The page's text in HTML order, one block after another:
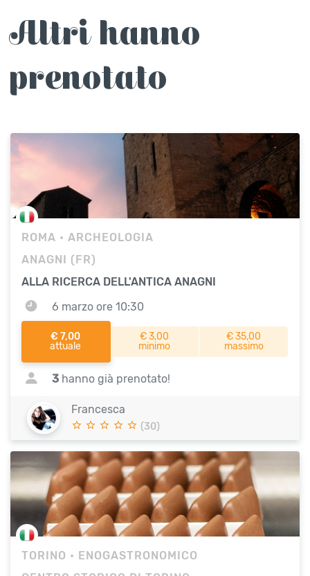
Altri hanno
prenotato
ROMA • ARCHEOLOGIA
ANAGNI (FR)
ALLA RICERCA DELL'ANTICA ANAGNI
6 marzo ore 10:30
€ 7,00
attuale
€ 3,00
minimo
€ 35,00
massimo
3 hanno già prenotato!
Francesca
(30)
TORINO • ENOGASTRONOMICO